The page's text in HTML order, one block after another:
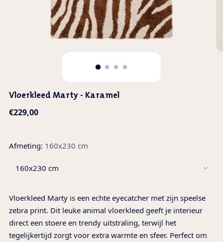
Vloerkleed Marty - Karamel
Normale
€229,00
Afmeting: 160x230 cm
Vloerkleed Marty is een echte eyecatcher met zijn speelse
zebra print. Dit leuke animal vloerkleed geeft je interieur
direct een stoere en trendy uitstraling, terwijl het
tegelijkertijd zorgt voor extra warmte en sfeer. Perfect om